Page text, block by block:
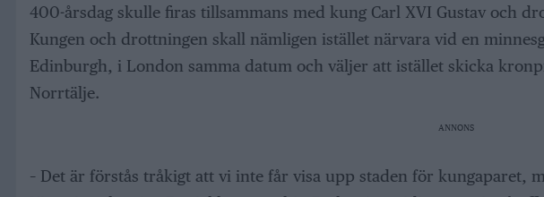
400-årsdag skulle firas tillsammans med kung Carl XVI Gustav och
Kungen och drottningen skall nämligen istället närvara vid en
Edinburgh, i London samma datum och väljer att istället skicka
Norrtälje.
ANNONS
– Det är förstås tråkigt att vi inte får visa upp staden för kungaparet,